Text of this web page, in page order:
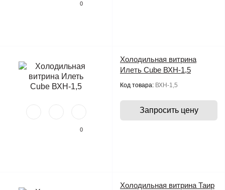
0
0
Холодильная витрина
Илеть Cube ВХН-1,5
Код товара: ВХН-1,5
Запросить цену
Холодильная витрина Таир